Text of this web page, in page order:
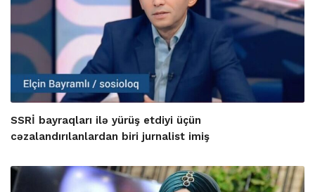
SSRİ bayraqları ilə yürüş etdiyi üçün
cəzalandırılanlardan biri jurnalist imiş